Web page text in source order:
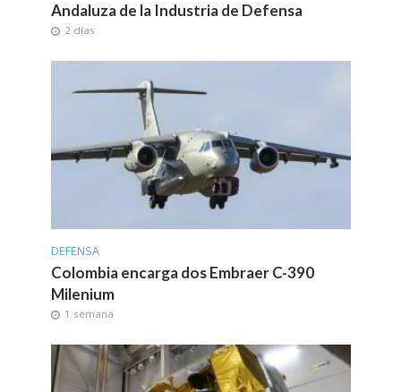
Andaluza de la Industria de Defensa
2 días
DEFENSA
Colombia encarga dos Embraer C-390
Milenium
1 semana